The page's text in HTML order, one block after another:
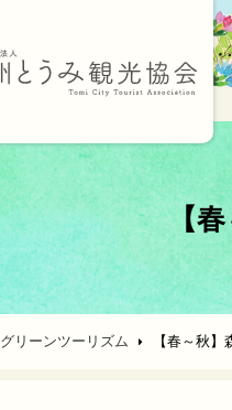
【
グリーンツーリズム 【春～秋】